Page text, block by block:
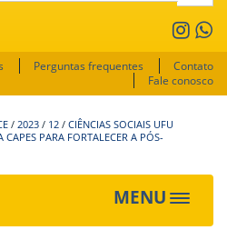
Perguntas frequentes
Contato
Fale conosco
/ 2023 / 12 / CIÊNCIAS SOCIAIS UFU
PARA FORTALECER A PÓS-
MENU
Toggle